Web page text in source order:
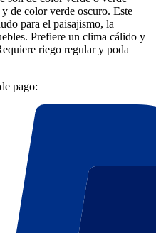
de color verde oscuro. Este
para el paisajismo, la
Prefiere un clima cálido y
riego regular y poda
pago: